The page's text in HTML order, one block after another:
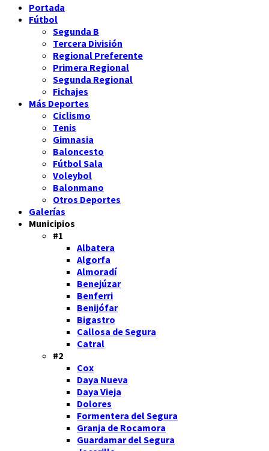
Portada
Fútbol
Segunda B
Tercera División
Regional Preferente
Primera Regional
Segunda Regional
Fichajes
Más Deportes
Ciclismo
Tenis
Gimnasia
Baloncesto
Fútbol Sala
Voleybol
Balonmano
Otros Deportes
Galerías
Municipios
#1
Albatera
Algorfa
Almoradí
Benejúzar
Benferri
Benijófar
Bigastro
Callosa de Segura
Catral
#2
Cox
Daya Nueva
Daya Vieja
Dolores
Formentera del Segura
Granja de Rocamora
Guardamar del Segura